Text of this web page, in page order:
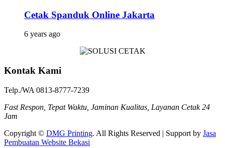
Cetak Spanduk Online Jakarta
6 years ago
Kontak Kami
Telp./WA 0813-8777-7239
Fast Respon, Tepat Waktu, Jaminan Kualitas, Layanan Cetak 24
Jam
Copyright © DMG Printing. All Rights Reserved | Support by Jasa
Pembuatan Website Bekasi